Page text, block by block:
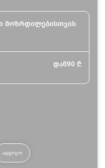
მოზრდილებისთვის
დან90 ₾
ᲐᲓᲒᲘᲚᲘ